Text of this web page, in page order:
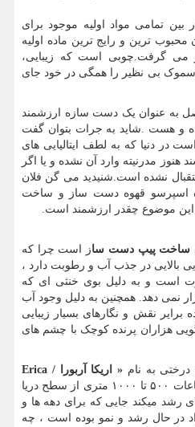
محبوب ترین و رایج ترین ماده اولیه
می گرفت.چوبی است که زیبایی،
اسموک بی نظیر را همگی در خود جای
به عنوان یک دست سازه ارزشمند
و هست .شاید به جرات بتوان گفت
در دنیا که به لطف ایتالیایی های
مدرنیته وارد آن نشده و یا اگر
نشده است.شنیدید می گن فلان
اسپرسو قهوه دست ساز و ساخت
این موضوع چقدر ارزشمند است.
ساخت پیپ دست ساز است چرا که
بالایی در جذب آب و رطوبت دارد ،
است و به دلیل بوی خنثی ای که
نمی دهد. همچنین به دلیل وجود آب
برایر نقش و نگارهای بسیار زیبایی
هزاران پرنده کوچک با چشم های
به نام « اریکا آربورا
/ Erica
می باشد که در ارتفاعات ۵۰۰ تا ۱۰۰۰ متری از سطح دریا
رشد میکند جایی که برای دهه ها و
در حال رشد و نمو بوده است ، چه